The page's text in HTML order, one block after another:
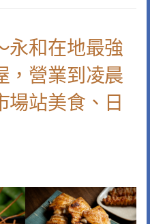
永和在地最強
，營業到凌晨
場站美食、日